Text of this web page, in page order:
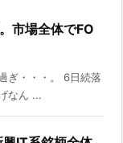
市場全体でFO
ぎ・・・。 6日続落
なん ...